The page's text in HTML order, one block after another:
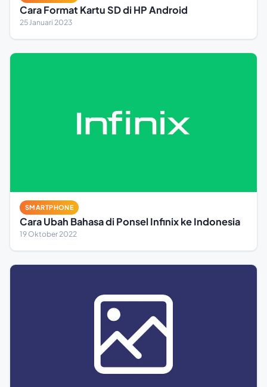
Cara Format Kartu SD di HP Android
25 Januari 2023
SMARTPHONE
Cara Ubah Bahasa di Ponsel Infinix ke Indonesia
19 Oktober 2022